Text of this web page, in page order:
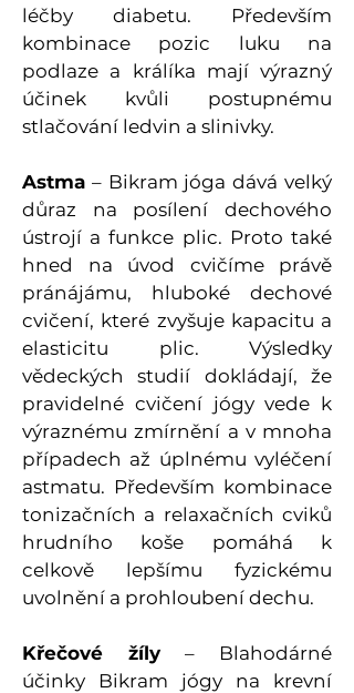
léčby diabetu. Především
kombinace pozic luku na
podlaze a králíka mají výrazný
účinek kvůli postupnému
stlačování ledvin a slinivky.
Astma – Bikram jóga dává velký
důraz na posílení dechového
ústrojí a funkce plic. Proto také
hned na úvod cvičíme právě
pránájámu, hluboké dechové
cvičení, které zvyšuje kapacitu a
elasticitu plic. Výsledky
vědeckých studií dokládají, že
pravidelné cvičení jógy vede k
výraznému zmírnění a v mnoha
případech až úplnému vyléčení
astmatu. Především kombinace
tonizačních a relaxačních cviků
hrudního koše pomáhá k
celkově lepšímu fyzickému
uvolnění a prohloubení dechu.
Křečové žíly– Blahodárné
účinky Bikram jógy na krevní